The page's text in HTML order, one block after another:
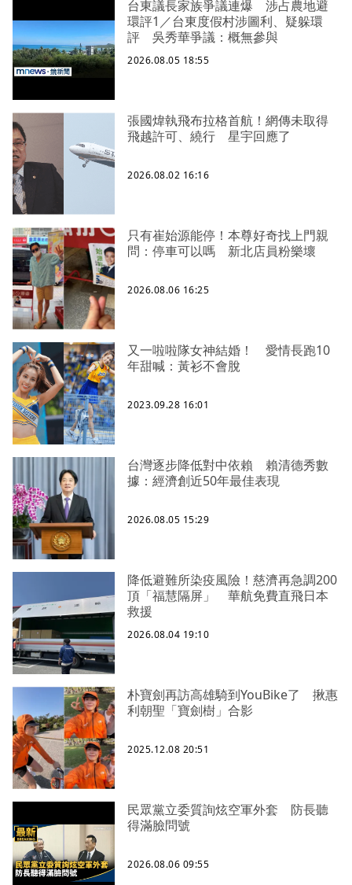
台東議長家族爭議連爆 涉占農地避
環評1／台東度假村涉圖利、疑躲環
評 吳秀華爭議：概無參與
2026.08.05 18:55
張國煒執飛布拉格首航！網傳未取得
飛越許可、繞行 星宇回應了
2026.08.02 16:16
只有崔始源能停！本尊好奇找上門親
問：停車可以嗎 新北店員粉樂壞
2026.08.06 16:25
又一啦啦隊女神結婚！ 愛情長跑10
年甜喊：黃衫不會脫
2023.09.28 16:01
台灣逐步降低對中依賴 賴清德秀數
據：經濟創近50年最佳表現
2026.08.05 15:29
降低避難所染疫風險！慈濟再急調200
頂「福慧隔屏」 華航免費直飛日本
救援
2026.08.04 19:10
朴寶劍再訪高雄騎到YouBike了 揪惠
利朝聖「寶劍樹」合影
2025.12.08 20:51
民眾黨立委質詢炫空軍外套 防長聽
得滿臉問號
2026.08.06 09:55